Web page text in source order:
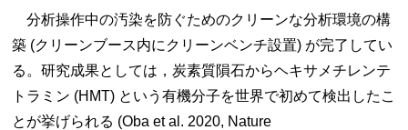
分析操作中の汚染を防ぐためのクリーンな分析環境の構
築 (クリーンブース内にクリーンベンチ設置) が完了してい
る。研究成果としては，炭素質隕石からヘキサメチレンテ
トラミン (HMT) という有機分子を世界で初めて検出したこ
とが挙げられる (Oba et al. 2020, Nature